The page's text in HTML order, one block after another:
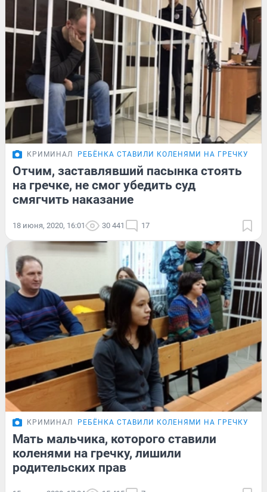
КРИМИНАЛ РЕБЁНКА СТАВИЛИ КОЛЕНЯМИ НА ГРЕЧКУ
Отчим, заставлявший пасынка стоять
на гречке, не смог убедить суд
смягчить наказание
18 июня, 2020, 16:01 30 441 17
КРИМИНАЛ РЕБЁНКА СТАВИЛИ КОЛЕНЯМИ НА ГРЕЧКУ
Мать мальчика, которого ставили
коленями на гречку, лишили
родительских прав